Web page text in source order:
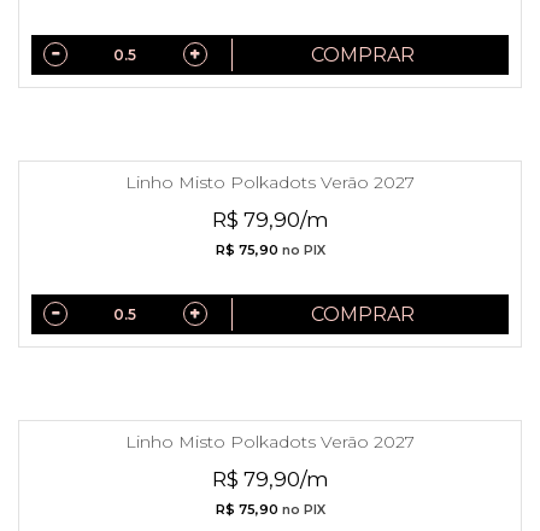
COMPRAR
Linho Misto Polkadots Verão 2027
R$ 79,90/m
R$ 75,90 no PIX
COMPRAR
Linho Misto Polkadots Verão 2027
R$ 79,90/m
R$ 75,90 no PIX